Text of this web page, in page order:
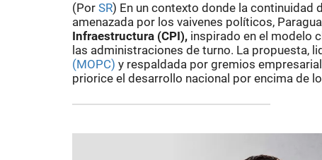
(Por SR) En un contexto donde la continuidad
amenazada por los vaivenes políticos,
Infraestructura (CPI), inspirado en el modelo
las administraciones de turno. La propuesta,
(MOPC) y respaldada por gremios
priorice el desarrollo nacional por encima de